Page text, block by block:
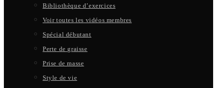
Bibliothèque d’exercices
Voir toutes les vidéos membres
Spécial débutant
Perte de graisse
Prise de masse
Style de vie